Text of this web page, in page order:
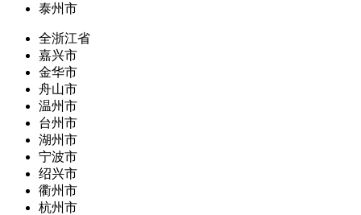
泰州市
全浙江省
嘉兴市
金华市
舟山市
温州市
台州市
湖州市
宁波市
绍兴市
衢州市
杭州市